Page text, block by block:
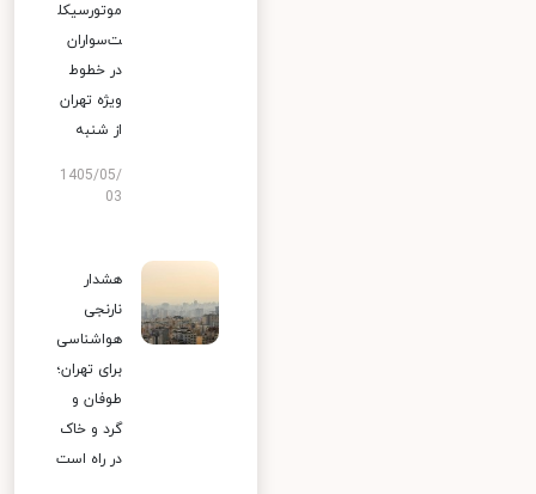
موتورسیکل
ت‌سواران
در خطوط
ویژه تهران
از شنبه
1405/05/
03
هشدار
نارنجی
هواشناسی
برای تهران؛
طوفان و
گرد و خاک
در راه است